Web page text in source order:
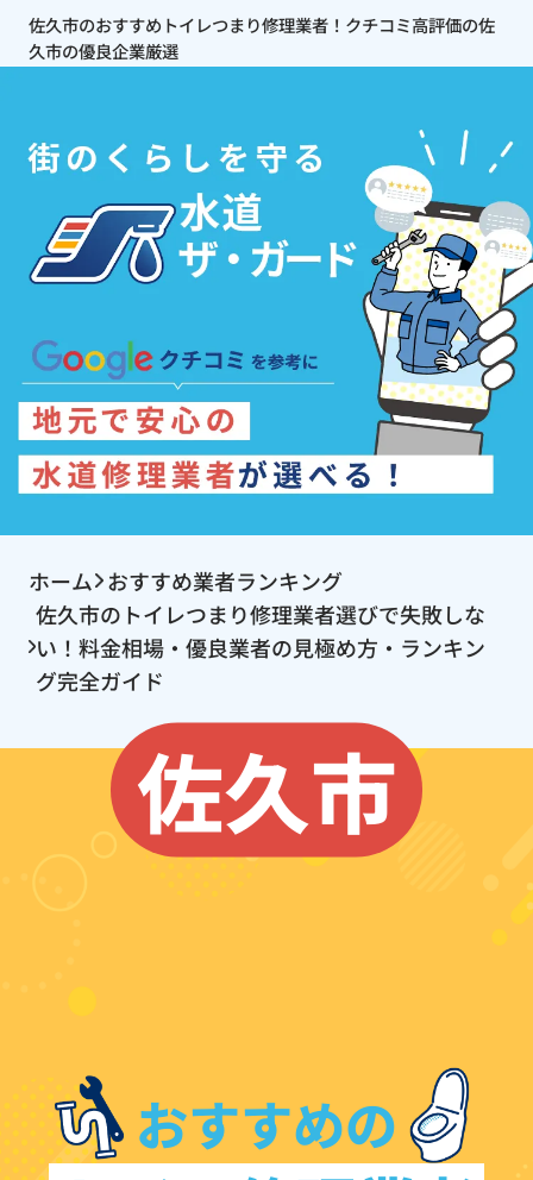
佐久市のおすすめトイレつまり修理業者！クチコミ高評価の佐
久市の優良企業厳選
ホーム おすすめ業者ランキング
佐久市のトイレつまり修理業者選びで失敗しな
い！料金相場・優良業者の見極め方・ランキン
グ完全ガイド
佐久市
おすすめの